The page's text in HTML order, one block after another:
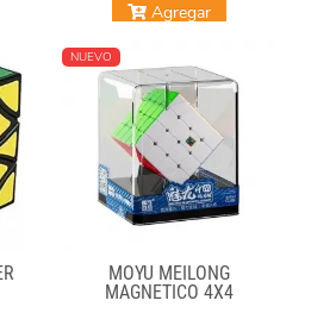
Agregar
NUEVO
MOYU MEILONG
MAGNETICO 4X4